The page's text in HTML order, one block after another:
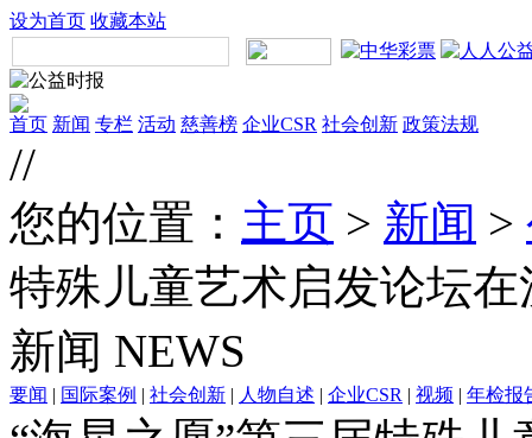
设为首页 收藏本站
首页 新闻 专栏 活动 慈善榜 企业CSR 社会创新 政策法规
//
您的位置： 主页 > 新闻 >
特殊儿童艺术启发论坛在
新闻 NEWS
要闻 | 国际案例 | 社会创新 | 人物自述 | 企业CSR | 视频 | 年检报